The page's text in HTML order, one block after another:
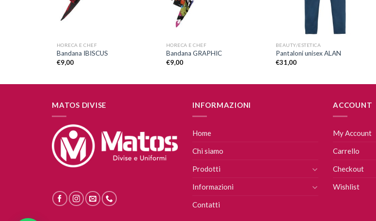
HORECA E CHEF
Bandana IBISCUS
€9,00
+
HORECA E CHEF
Bandana GRAPHIC
€9,00
BEAUTY/ESTETICA
Pantaloni unisex ALAN
€31,00
MATOS DIVISE INFORMAZIONI
Home
Chi siamo
Prodotti
Informazioni
Contatti
ACCOUNT
My Account
Carrello
Checkout
Wishlist